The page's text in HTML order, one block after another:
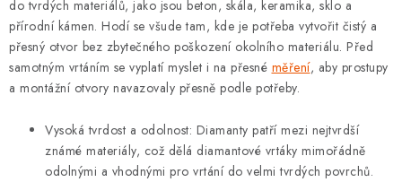
do tvrdých materiálů, jako jsou beton, skála, keramika, sklo a
přírodní kámen. Hodí se všude tam, kde je potřeba vytvořit čistý a
přesný otvor bez zbytečného poškození okolního materiálu. Před
samotným vrtáním se vyplatí myslet i na přesné měření, aby prostupy
a montážní otvory navazovaly přesně podle potřeby.
Vysoká tvrdost a odolnost: Diamanty patří mezi nejtvrdší
známé materiály, což dělá diamantové vrtáky mimořádně
odolnými a vhodnými pro vrtání do velmi tvrdých povrchů.